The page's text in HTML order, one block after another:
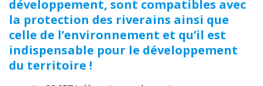
développement, sont compatibles avec
la protection des riverains ainsi que
celle de l’environnement et qu’il est
indispensable pour le développement
du territoire !